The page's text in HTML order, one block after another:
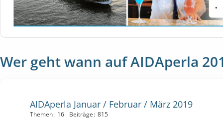
Wer geht wann auf AIDAperla
AIDAperla Januar / Februar / März 2019
Themen 16 Beiträge 815